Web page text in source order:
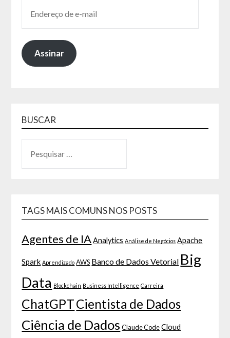
Assinar
BUSCAR
TAGS MAIS COMUNS NOS POSTS
Agentes de IA Analytics Análise de Negócios Apache
Spark Aprendizado AWS Banco de Dados Vetorial Big
Data Blockchain Business Intelligence Carreira
ChatGPTCientista de Dados
Ciência de Dados Claude Code Cloud